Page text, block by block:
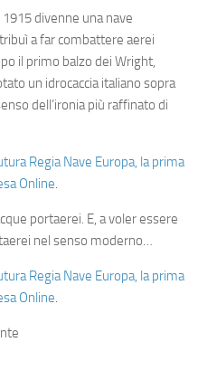
divenne una nave
a far combattere aerei
il primo balzo dei Wright,
un idrocaccia italiano sopra
dell’ironia più raffinato di
Regia Nave Europa, la prima
Online.
portaerei. E, a voler essere
nel senso moderno…
Regia Nave Europa, la prima
Online.